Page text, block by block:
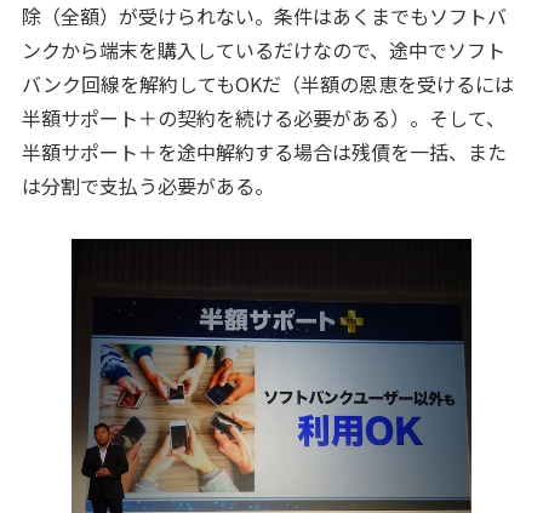
除（全額）が受けられない。条件はあくまでもソフトバ
ンクから端末を購入しているだけなので、途中でソフト
バンク回線を解約してもOKだ（半額の恩恵を受けるには
半額サポート＋の契約を続ける必要がある）。そして、
半額サポート＋を途中解約する場合は残債を一括、また
は分割で支払う必要がある。